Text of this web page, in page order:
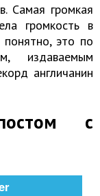
Самая громкая
громкость в
это по
издаваемым
англичанин
с